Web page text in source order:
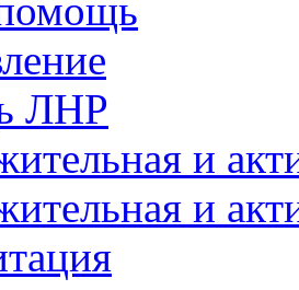
ЛНР
и
и